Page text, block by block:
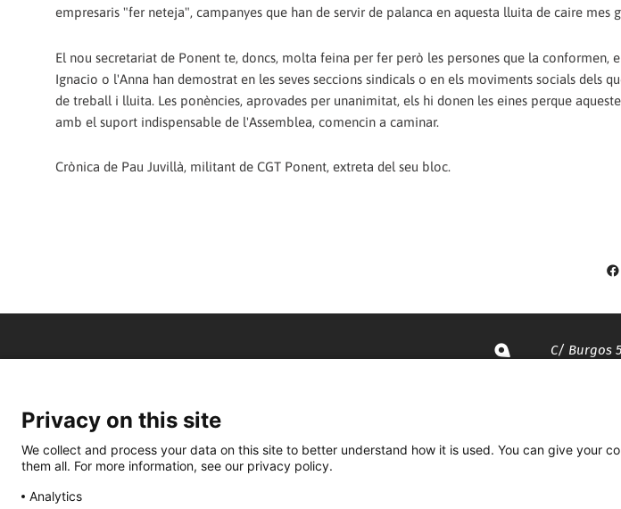
empresaris "fer neteja", campanyes que han de servir de palanca en aquesta lluita de caire mes
El nou secretariat de Ponent te, doncs, molta feina per fer però les persones que la conformen,
Ignacio o l'Anna han demostrat en les seves seccions sindicals o en els moviments socials dels
de treball i lluita. Les ponències, aprovades per unanimitat, els hi donen les eines perque
amb el suport indispensable de l'Assemblea, comencin a caminar.
Crònica de Pau Juvillà, militant de CGT Ponent, extreta del seu bloc.
C/ Burgos
935 120 481
Privacy on this site
We collect and process your data on this site to better understand how it is used. You can give your
them all. For more information, see our privacy policy.
Analytics